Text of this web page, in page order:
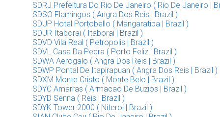
SDRJ Prefeitura Do Rio De Janeiro ( Rio De Janeiro |
SDSO Flamingos ( Angra Dos Reis | Brazil )
SDUP Hotel Portobello ( Mangaratiba | Brazil )
SDUR Itaborai ( Itaborai | Brazil )
SDVD Vila Real ( Petropolis | Brazil )
SDVL Casa Da Pedra ( Porto Feliz | Brazil )
SDWA Aerogalo ( Angra Dos Reis | Brazil )
SDWP Pontal De Itapirapuan ( Angra Dos Reis | Brazil )
SDXM Monte Cristo ( Monte Belo | Brazil )
SDYC Amarras ( Armacao De Buzios | Brazil )
SDYD Senna ( Reis | Brazil )
SDYK Tower 2000 ( Niteroi | Brazil )